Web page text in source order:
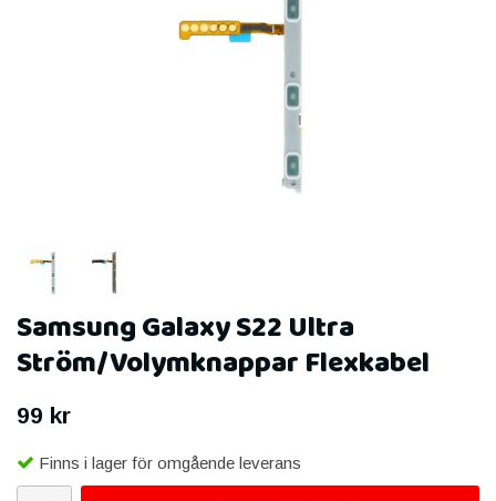
Samsung Galaxy S22 Ultra
Ström/Volymknappar Flexkabel
99 kr
Finns i lager för omgående leverans